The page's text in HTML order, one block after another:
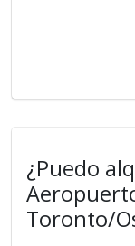
¿Puedo
Toronto/